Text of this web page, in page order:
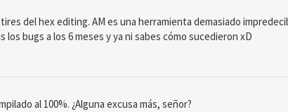
del hex editing. AM es una herramienta demasiado
los bugs a los 6 meses y ya ni sabes cómo sucedieron xD
al 100%. ¿Alguna excusa más, señor?